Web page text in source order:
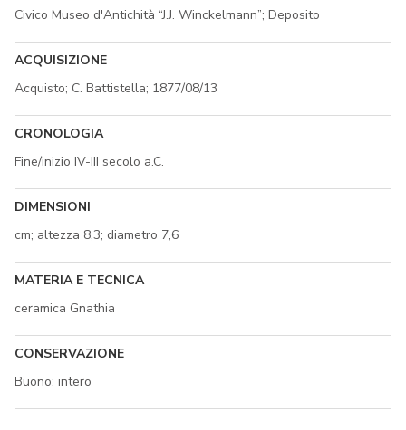
Civico Museo d'Antichità “J.J. Winckelmann”; Deposito
ACQUISIZIONE
Acquisto; C. Battistella; 1877/08/13
CRONOLOGIA
Fine/inizio IV-III secolo a.C.
DIMENSIONI
cm; altezza 8,3; diametro 7,6
MATERIA E TECNICA
ceramica Gnathia
CONSERVAZIONE
Buono; intero